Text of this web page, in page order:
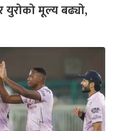
युरोको मूल्य बढ्यो,